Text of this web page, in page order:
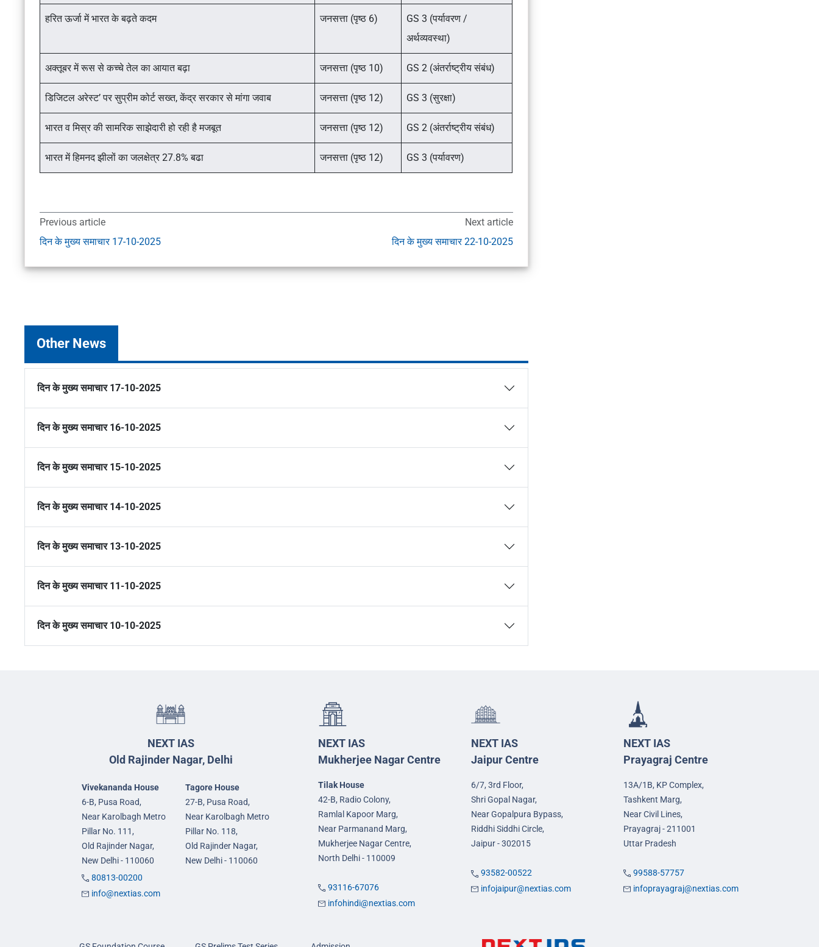
हरित ऊर्जा में भारत के बढ़ते कदम जनसत्ता (पृष्ठ 6)
GS 3 (पर्यावरण /
अर्थव्यवस्था)
अक्तूबर में रूस से कच्चे तेल का आयात बढ़ा जनसत्ता (पृष्ठ 10) GS 2 (अंतर्राष्ट्रीय संबंध)
डिजिटल अरेस्ट’ पर सुप्रीम कोर्ट सख्त, केंद्र सरकार से मांगा जवाब जनसत्ता (पृष्ठ 12) GS 3 (सुरक्षा)
भारत व मिस्र की सामरिक साझेदारी हो रही है मजबूत जनसत्ता (पृष्ठ 12) GS 2 (अंतर्राष्ट्रीय संबंध)
भारत में हिमनद झीलों का जलक्षेत्र 27.8% बढा जनसत्ता (पृष्ठ 12) GS 3 (पर्यावरण)
Previous article
दिन के मुख्य समाचार 17-10-2025
Next article
दिन के मुख्य समाचार 22-10-2025
Other News
दिन के मुख्य समाचार 17-10-2025
दिन के मुख्य समाचार 16-10-2025
दिन के मुख्य समाचार 15-10-2025
दिन के मुख्य समाचार 14-10-2025
दिन के मुख्य समाचार 13-10-2025
दिन के मुख्य समाचार 11-10-2025
दिन के मुख्य समाचार 10-10-2025
NEXT IAS
Old Rajinder Nagar, Delhi
Vivekananda House
6-B, Pusa Road,
Near Karolbagh Metro
Pillar No. 111,
Old Rajinder Nagar,
New Delhi - 110060
Tagore House
27-B, Pusa Road,
Near Karolbagh Metro
Pillar No. 118,
Old Rajinder Nagar,
New Delhi - 110060
80813-00200
info@nextias.com
NEXT IAS
Mukherjee Nagar Centre
Tilak House
42-B, Radio Colony,
Ramlal Kapoor Marg,
Near Parmanand Marg,
Mukherjee Nagar Centre,
North Delhi - 110009
93116-67076
infohindi@nextias.com
NEXT IAS
Jaipur Centre
6/7, 3rd Floor,
Shri Gopal Nagar,
Near Gopalpura Bypass,
Riddhi Siddhi Circle,
Jaipur - 302015
93582-00522
infojaipur@nextias.com
NEXT IAS
Prayagraj Centre
13A/1B, KP Complex,
Tashkent Marg,
Near Civil Lines,
Prayagraj - 211001
Uttar Pradesh
99588-57757
infoprayagraj@nextias.com